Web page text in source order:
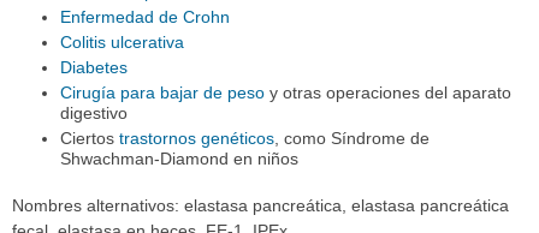
Enfermedad de Crohn
Colitis ulcerativa
Diabetes
Cirugía para bajar de pesoy otras operaciones del aparato
digestivo
Ciertos trastornos genéticos, como Síndrome de
Shwachman-Diamond en niños
Nombres alternativos: elastasa pancreática, elastasa pancreática